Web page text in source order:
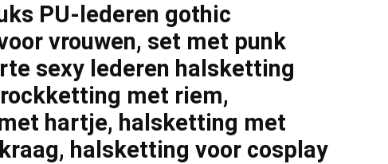
PU-lederen gothic
vrouwen, set met punk
sexy lederen halsketting
met riem,
hartje, halsketting met
halsketting voor cosplay